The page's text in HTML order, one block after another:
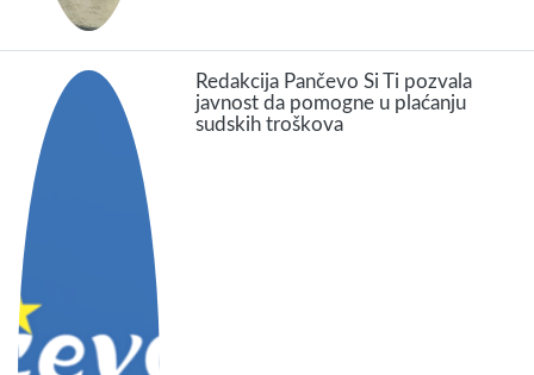
Redakcija Pančevo Si Ti pozvala
javnost da pomogne u plaćanju
sudskih troškova